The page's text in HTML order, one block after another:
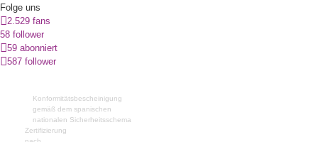
Folge uns
2.529 fans
58 follower
59 abonniert
587 follower
Konformitätsbescheinigung
gemäß dem spanischen
nationalen Sicherheitsschema
Zertifizierung